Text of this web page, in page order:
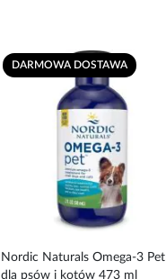
DARMOWA DOSTAWA
Nordic Naturals Omega-3 Pet
dla psów i kotów 473 ml